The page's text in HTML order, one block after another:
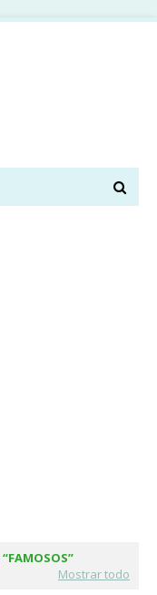
FAMOSOS
Mostrar todo